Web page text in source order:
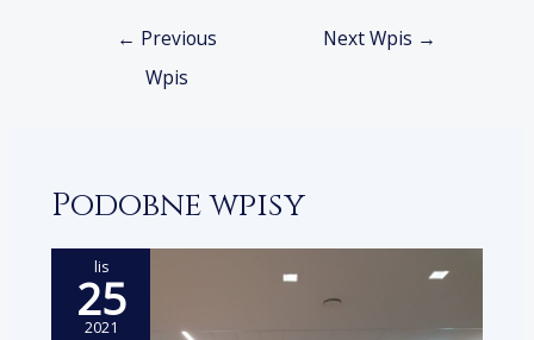
Nawigacja
← Previous
Wpis
Next Wpis →
Podobne wpisy
lis
25
2021